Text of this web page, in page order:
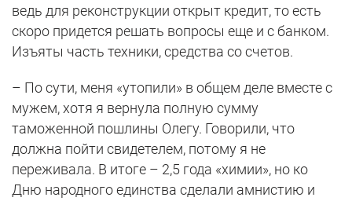
ведь для реконструкции открыт кредит, то есть
скоро придется решать вопросы еще и с банком.
Изъяты часть техники, средства со счетов.
– По сути, меня «утопили» в общем деле вместе с
мужем, хотя я вернула полную сумму
таможенной пошлины Олегу. Говорили, что
должна пойти свидетелем, потому я не
переживала. В итоге – 2,5 года «химии», но ко
Дню народного единства сделали амнистию и